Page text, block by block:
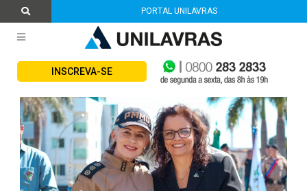
PORTAL UNILAVRAS
INSCREVA-SE